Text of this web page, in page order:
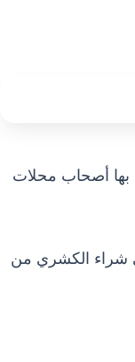
بها أصحاب محلات
شراء الكشري من